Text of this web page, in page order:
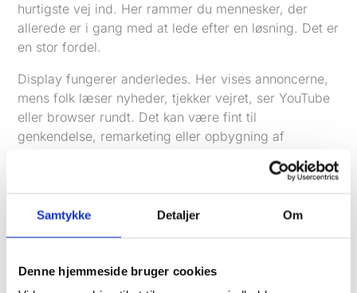
Samtykke Detaljer Om
Denne hjemmeside bruger cookies
hurtigste vej ind. Her rammer du mennesker, der
allerede er i gang med at lede efter en løsning. Det er
en stor fordel.
Display fungerer anderledes. Her vises annoncerne,
mens folk læser nyheder, tjekker vejret, ser YouTube
eller browser rundt. Det kan være fint til
genkendelse, remarketing eller opbygning af
Det betyder ikke, at Display er ubrugeligt. Det
betyder bare, at forventningen skal være rigtig. Hvis
er Search normalt det bedste sted at starte.